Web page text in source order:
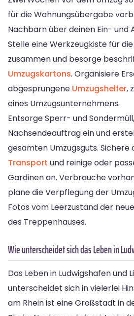
für die Wohnungsübergabe
Nachbarn über deinen Ein- und
Stelle eine Werkzeugkiste für
zusammen und besorge
Umzugskartons. Organisiere
abgesprungene Umzugshelfer,
eines Umzugsunternehmens.
Entsorge Sperr- und
Nachsendeauftrag ein und
gesamten Umzugsguts. Sichere
Transport und reinige oder
Gardinen an. Verbrauche
plane die Verpflegung der
Fotos vom Leerzustand der
des Treppenhauses.
Wie unterscheidet sich das Leben in
Das Leben in Ludwigshafen und
unterscheidet sich in vielerlei
am Rhein ist eine Großstadt in